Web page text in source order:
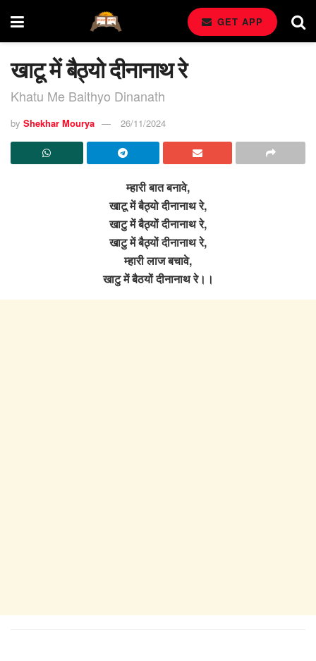
GET APP
खाटू में बैठ्यो दीनानाथ रे
Khatu Me Baithyo Dinanath
by Shekhar Mourya 26/11/2024
म्हारी बात बनावे,
खाटू में बैठ्यो दीनानाथ रे,
खाटु में बैठ्यों दीनानाथ रे,
खाटु में बैठ्यों दीनानाथ रे,
म्हारी लाज बचावे,
खाटु में बैठयों दीनानाथ रे।।